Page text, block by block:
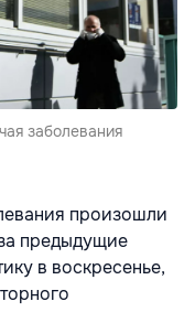
заболевания
произошли
предыдущие
в воскресенье,